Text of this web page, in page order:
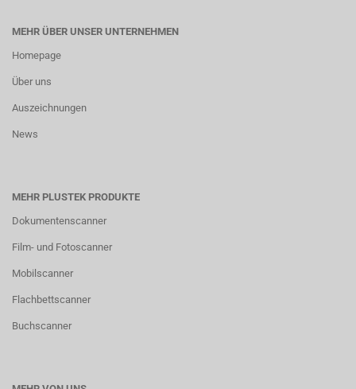
MEHR ÜBER UNSER UNTERNEHMEN
Homepage
Über uns
Auszeichnungen
News
MEHR PLUSTEK PRODUKTE
Dokumentenscanner
Film- und Fotoscanner
Mobilscanner
Flachbettscanner
Buchscanner